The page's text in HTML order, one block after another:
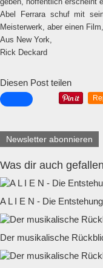
Abel Ferrara schuf mit
Meisterwerk, aber einen
Aus New York,
Rick Deckard
Diesen Post teilen
Newsletter abonnieren
Was dir auch
A L I E N - Die
Der musikalische